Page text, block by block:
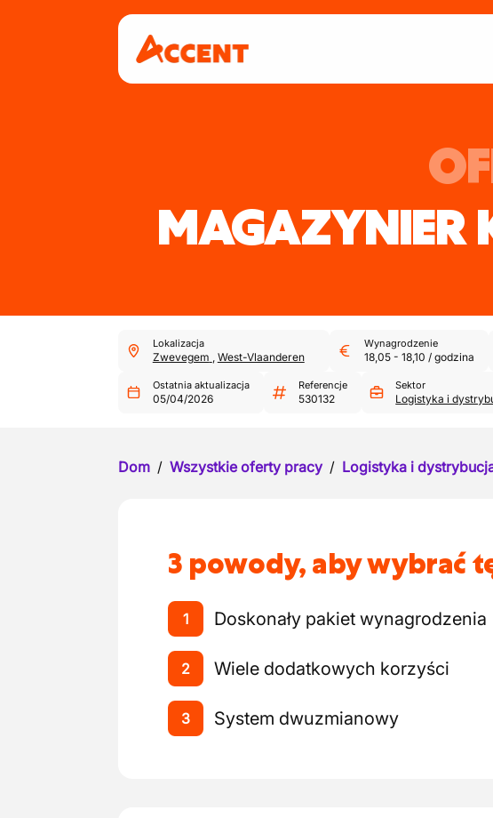
MAGAZYNIER
Lokalizacja
Zwevegem , West-Vlaanderen
Wynagrodzenie
18,05- 18,10 / godzina
Ostatnia aktualizacja
05/04/2026
Referencje
530132
Sektor
Logistyka i
Dom / Wszystkie oferty pracy / Logistyka i
3 powody, aby wybrać
1 Doskonały pakiet wynagrodzenia
2 Wiele dodatkowych korzyści
3 System dwuzmianowy